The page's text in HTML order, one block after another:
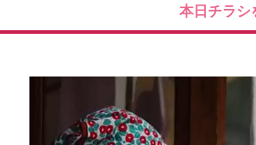
本日チラシ